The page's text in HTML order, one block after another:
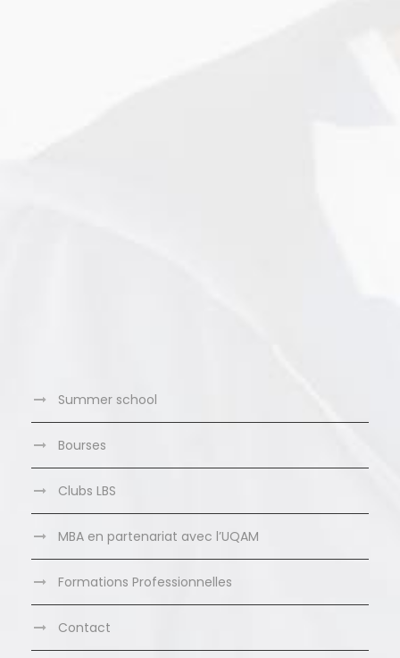
Summer school
Bourses
Clubs LBS
MBA en partenariat avec l’UQAM
Formations Professionnelles
Contact